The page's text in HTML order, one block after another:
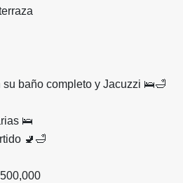
baño completo y Jacuzzi 🛌🛁
🛌
🚽🛁